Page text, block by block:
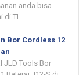
anda bisa
TL...
Bor Cordless 12
JLD Tools Bor